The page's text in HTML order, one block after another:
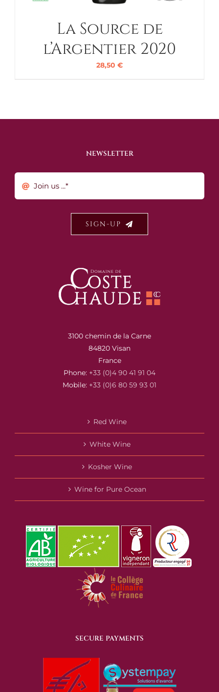
La Source de
l’Argentier 2020
28,50 €
NEWSLETTER
SIGN-UP
3100 chemin de la Carne
84820 Visan
France
Phone: +33 (0)4 90 41 91 04
Mobile: +33 (0)6 80 59 93 01
Red Wine
White Wine
Kosher Wine
Wine for Pure Ocean
SECURE PAYMENTS